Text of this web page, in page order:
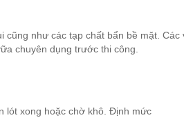
cũng như các tạp chất bẩn bề mặt. Các
chuyên dụng trước thi công.
lót xong hoặc chờ khô. Định mức